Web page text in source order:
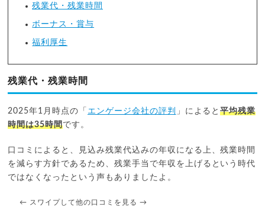
残業代・残業時間
ボーナス・賞与
福利厚生
残業代・残業時間
2025年1月時点の「 エンゲージ会社の評判 」によると平均残業
時間は35時間です。
口コミによると、見込み残業代込みの年収になる上、残業時間
を減らす方針であるため、残業手当で年収を上げるという時代
ではなくなったという声もありましたよ。
← スワイプして他の口コミを見る →